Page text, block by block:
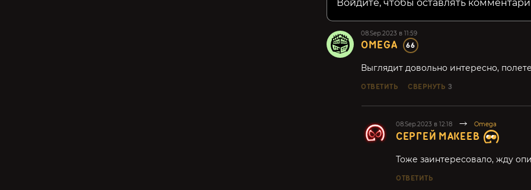
Войдите, чтобы оставлять
08.Sep.2023 в 11:59
OMEGA 66
Выглядит довольно интересно,
ОТВЕТИТЬ СВЕРНУТЬ 3
08.Sep.2023 в 12:18 Omega
СЕРГЕЙ МАКЕЕВ
Тоже заинтересовало, жду
ОТВЕТИТЬ